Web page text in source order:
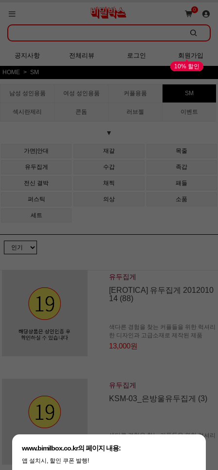
0
회원가입 시 다양한 혜택 증정!
공지사항 전체리뷰 로그인 회원가입
10% 할인
HOME
SM
남성 성인용품 여성 성인용품 커플용품 SM
섹시란제리 콘돔 러브젤 이벤트
▼
가면|안대 재갈 목줄
유두집게 수갑 족갑
전신 결박 채찍 패들
퍼스틱 의상 소품
세트
유두집게
[EROTICA] 유두집게 2012010
14 (88)
색다른 경험을 찾는 커플들을 위한 럭셔리
한 디자인과 고급소재로 제작된 제품
13,000원
유두집게
KSM-03_은방울유두집게 (3)
색다른 경험을 찾는 커플들을 위한 럭셔리
한 디자인과 고급소재로 제작된 제품
14,000원
www.bimilbox.co.kr의 페이지 내용:
앱 설치시, 할인 쿠폰 발행!